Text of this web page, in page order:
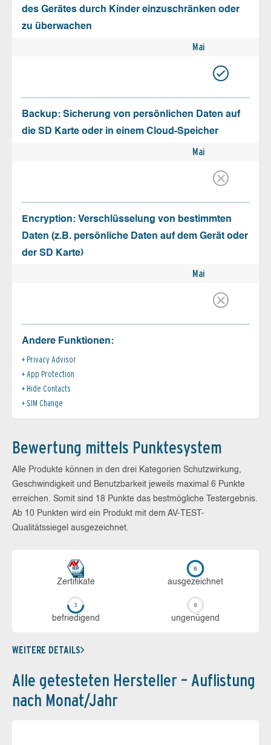
des Gerätes durch Kinder einzuschränken oder
zu überwachen
Mai
Backup: Sicherung von persönlichen Daten auf
die SD Karte oder in einem Cloud-Speicher
Mai
Encryption: Verschlüsselung von bestimmten
Daten (z.B. persönliche Daten auf dem Gerät oder
der SD Karte)
Mai
Andere Funktionen:
Privacy Advisor
App Protection
Hide Contacts
SIM Change
Bewertung mittels Punktesystem
Alle Produkte können in den drei Kategorien Schutzwirkung,
Geschwindigkeit und Benutzbarkeit jeweils maximal 6 Punkte
erreichen. Somit sind 18 Punkte das bestmögliche Testergebnis.
Ab 10 Punkten wird ein Produkt mit dem AV-TEST-
Qualitätssiegel ausgezeichnet.
Zerti­fikate aus­ge­zeich­net
be­frie­di­gend un­ge­nü­gend
WEITERE DETAILS
Alle getesteten Hersteller – Auflistung
nach Monat/Jahr